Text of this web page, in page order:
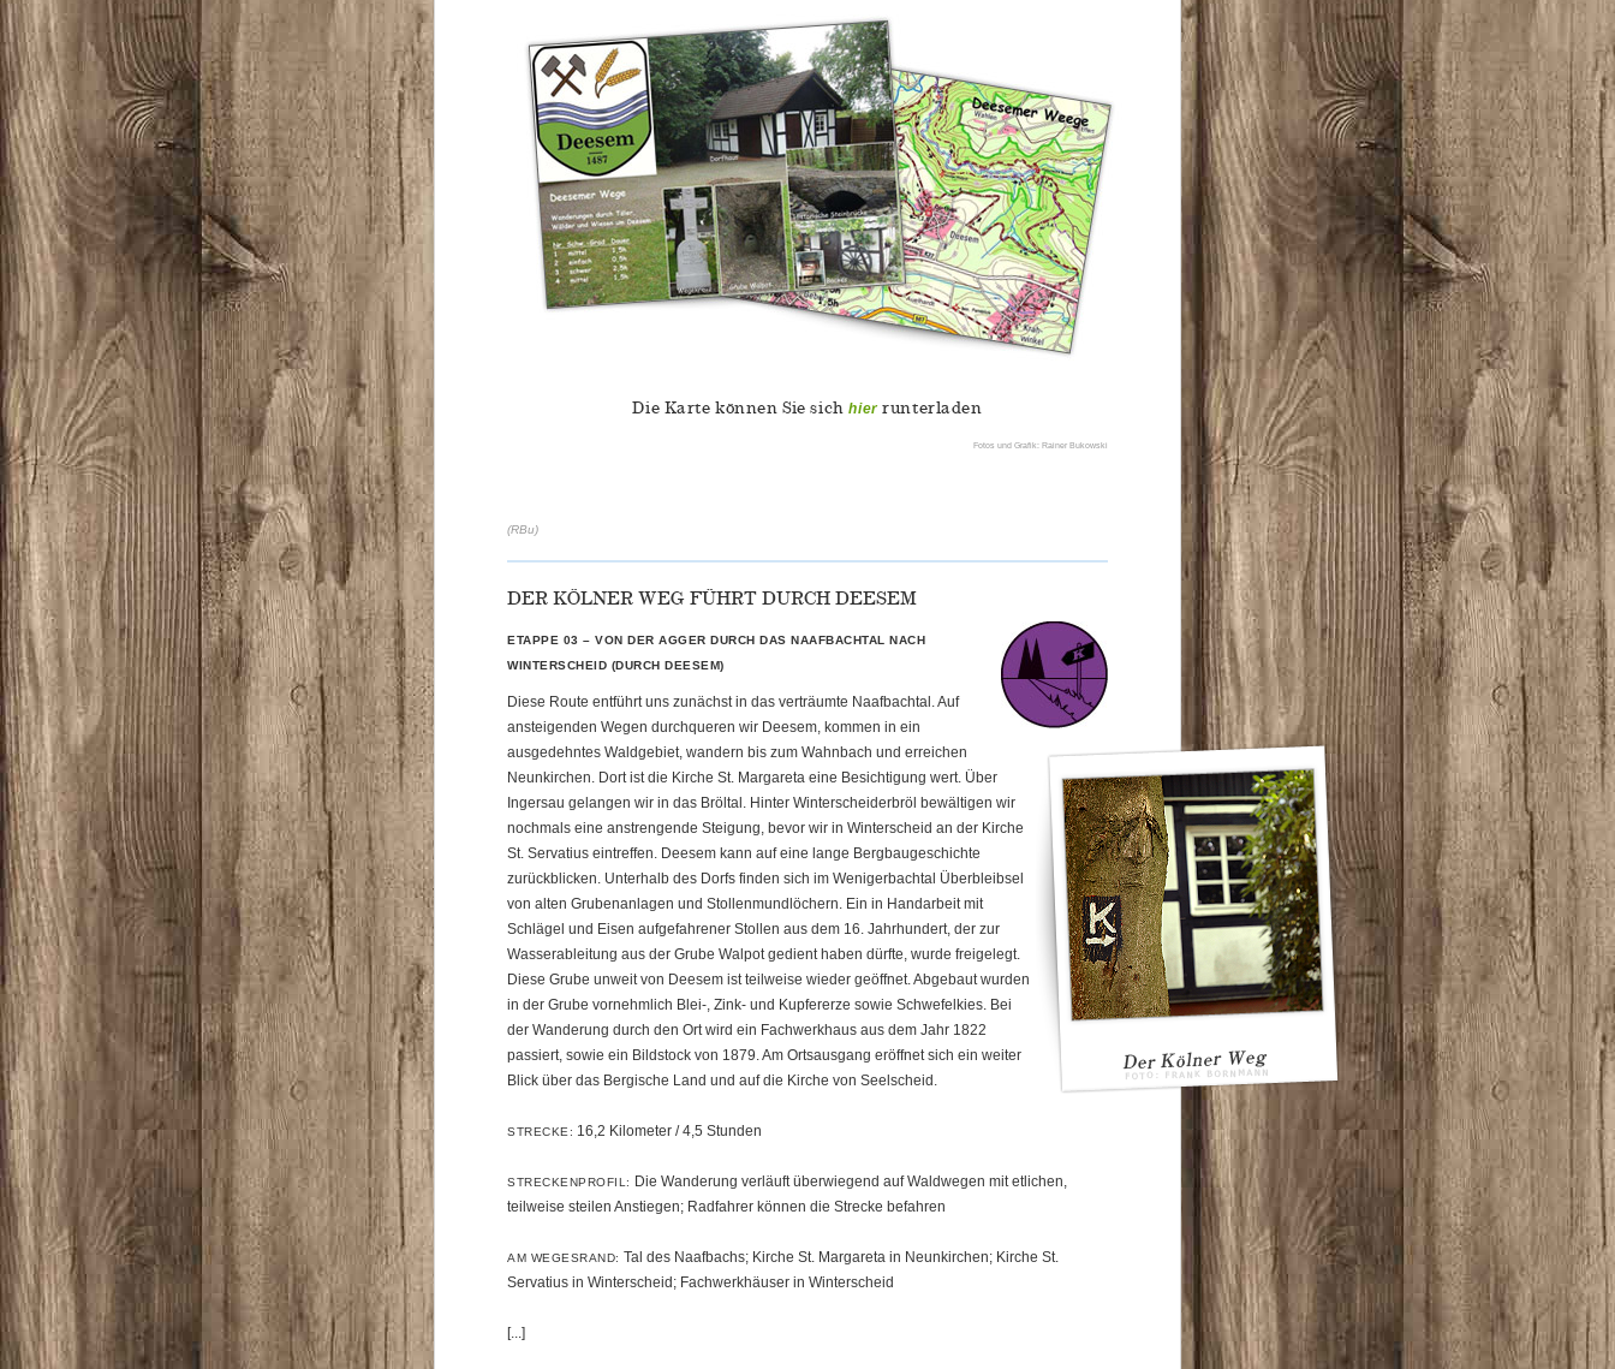
Die Karte können Sie sichhierrunterladen
Fotos und Grafik: Rainer Bukowski
(RBu)
DER KÖLNER WEG FÜHRT DURCH DEESEM
ETAPPE 03 – VON DER AGGER DURCH DAS NAAFBACHTAL NACH
WINTERSCHEID (DURCH DEESEM)
Diese Route entführt uns zunächst in das verträumte Naafbachtal. Auf
ansteigenden Wegen durchqueren wir Deesem, kommen in ein
ausgedehntes Waldgebiet, wandern bis zum Wahnbach und erreichen
Neunkirchen. Dort ist die Kirche St. Margareta eine Besichtigung wert. Über
Ingersau gelangen wir in das Bröltal. Hinter Winterscheiderbröl bewältigen wir
nochmals eine anstrengende Steigung, bevor wir in Winterscheid an der Kirche
St. Servatius eintreffen. Deesem kann auf eine lange Bergbaugeschichte
zurückblicken. Unterhalb des Dorfs finden sich im Wenigerbachtal Überbleibsel
von alten Grubenanlagen und Stollenmundlöchern. Ein in Handarbeit mit
Schlägel und Eisen aufgefahrener Stollen aus dem 16. Jahrhundert, der zur
Wasserableitung aus der Grube Walpot gedient haben dürfte, wurde freigelegt.
Diese Grube unweit von Deesem ist teilweise wieder geöffnet. Abgebaut wurden
in der Grube vornehmlich Blei-, Zink- und Kupfererze sowie Schwefelkies. Bei
der Wanderung durch den Ort wird ein Fachwerkhaus aus dem Jahr 1822
passiert, sowie ein Bildstock von 1879. Am Ortsausgang eröffnet sich ein weiter
Blick über das Bergische Land und auf die Kirche von Seelscheid.
STRECKE: 16,2 Kilometer / 4,5 Stunden
STRECKENPROFIL:
Die Wanderung verläuft überwiegend auf Waldwegen mit etlichen,
teilweise steilen Anstiegen; Radfahrer können die Strecke befahren
AM WEGESRAND: Tal des Naafbachs; Kirche St. Margareta in Neunkirchen; Kirche St.
Servatius in Winterscheid; Fachwerkhäuser in Winterscheid
[...]